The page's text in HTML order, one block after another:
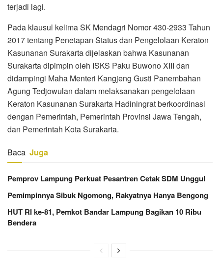
terjadi lagi.
Pada klausul kelima SK Mendagri Nomor 430-2933 Tahun
2017 tentang Penetapan Status dan Pengelolaan Keraton
Kasunanan Surakarta dijelaskan bahwa Kasunanan
Surakarta dipimpin oleh ISKS Paku Buwono XIII dan
didampingi Maha Menteri Kangjeng Gusti Panembahan
Agung Tedjowulan dalam melaksanakan pengelolaan
Keraton Kasunanan Surakarta Hadiningrat berkoordinasi
dengan Pemerintah, Pemerintah Provinsi Jawa Tengah,
dan Pemerintah Kota Surakarta.
Baca Juga
Pemprov Lampung Perkuat Pesantren Cetak SDM Unggul
Pemimpinnya Sibuk Ngomong, Rakyatnya Hanya Bengong
HUT RI ke-81, Pemkot Bandar Lampung Bagikan 10 Ribu
Bendera